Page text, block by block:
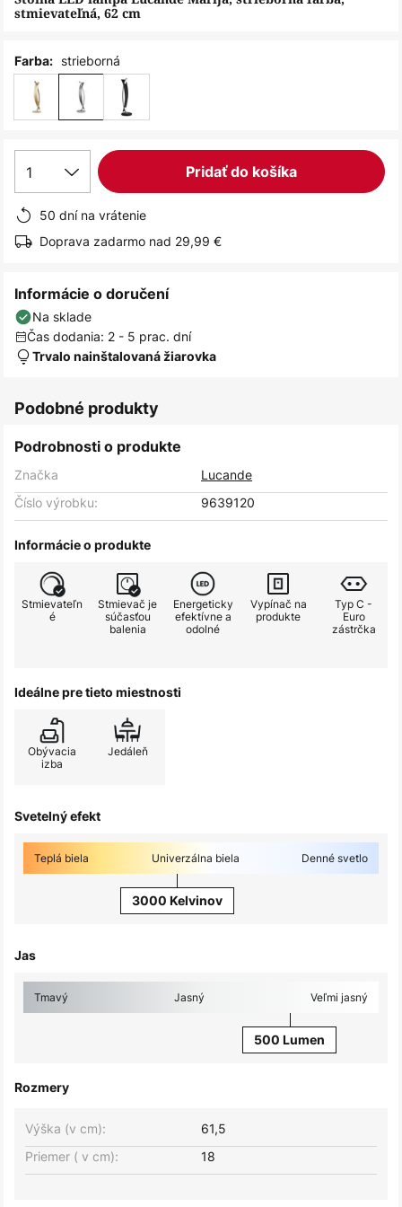
stmievateľná, 62 cm
Farba: strieborná
1 Pridať do košíka
50 dní na vrátenie
Doprava zadarmo nad 29,99 €
Informácie o doručení
Na sklade
Čas dodania: 2 - 5 prac. dní
Trvalo nainštalovaná žiarovka
Podobné produkty
Podrobnosti o produkte
Značka
Lucande
Číslo výrobku:
9639120
Informácie o produkte
Stmievateľn
é
Stmievač je
súčasťou
balenia
Energeticky
efektívne a
odolné
Vypínač na
produkte
Typ C -
Euro
zástrčka
Ideálne pre tieto miestnosti
Obývacia
izba
Jedáleň
Svetelný efekt
Teplá biela Univerzálna biela Denné svetlo
3000 Kelvinov
Jas
Tmavý Jasný Veľmi jasný
500 Lumen
Rozmery
Výška (v cm):
61,5
Priemer ( v cm):
18